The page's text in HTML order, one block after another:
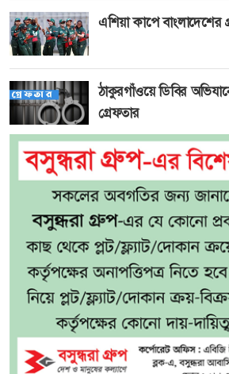
এশিয়া কাপে বাংলাদেশের
ঠাকুরগাঁওয়ে ডিবির
গ্রেফতার